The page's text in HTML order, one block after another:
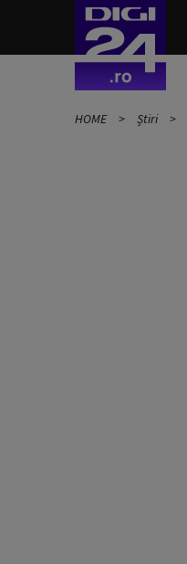
HOME Știri